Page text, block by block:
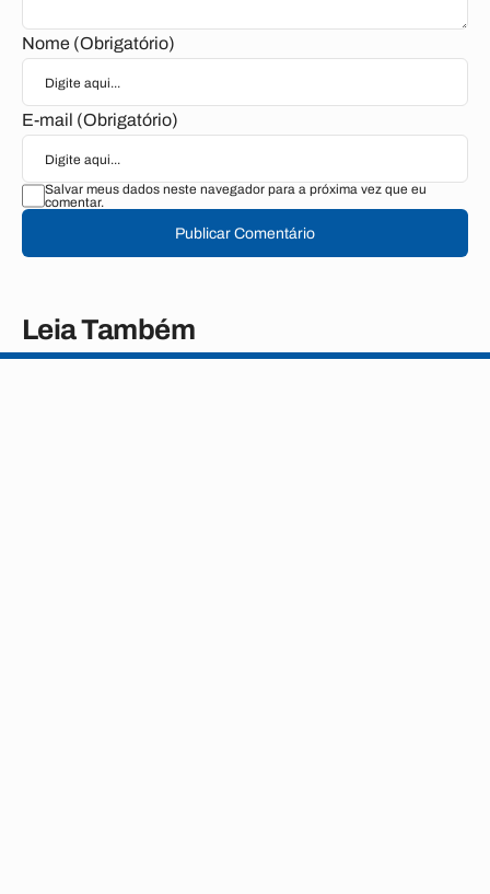
Nome (Obrigatório)
E-mail (Obrigatório)
Salvar meus dados neste navegador para a próxima vez que eu
comentar.
Publicar Comentário
Leia Também